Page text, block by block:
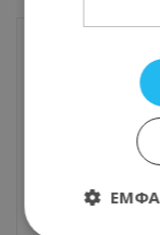
ΠτΔ:
σημείων
20.10.2025 -